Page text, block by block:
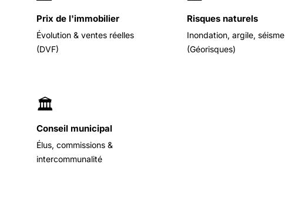
Prix de l'immobilier
Évolution & ventes réelles
(DVF)
Risques naturels
Inondation, argile, séisme
(Géorisques)
🏛️
Conseil municipal
Élus, commissions &
intercommunalité